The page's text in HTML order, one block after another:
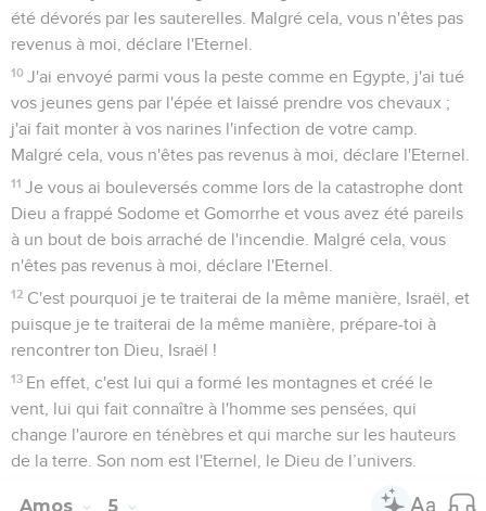
1 Ecoutez cette parole, cette complainte que je prononce sur
vous, communauté d'Israël :
2 Elle est tombée, elle ne se relèvera plus, la vierge d'Israël ;
elle est couchée par terre et personne ne la relève.
3 Oui, voici ce que dit le Seigneur, l'Eternel : La ville qui
mettait en campagne 1000 hommes n'en conservera que
100, et celle qui mettait en campagne 100 hommes n'en
conservera que 10 pour la communauté d'Israël.
Appel avant qu'il soit trop tard
4
En effet, voici ce que dit l'Eternel à la communauté
d'Israël : Cherchez-moi, et vous vivrez !
5
Ne cherchez pas Béthel, n'allez pas à Guilgal, ne passez
pas à Beer-Shéba, car Guilgal sera exilée et Béthel deviendra
une ruine.
6
Cherchez l'Eternel, et vous vivrez ! Sinon, il fondra comme
le feu sur la famille de Joseph, un feu qui la dévorera, sans
personne à Béthel pour l'éteindre.